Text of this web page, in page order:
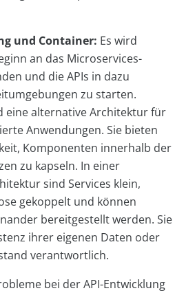
und Container: Es wird
an das Microservices-
und die APIs in dazu
zu starten.
eine alternative Architektur für
Anwendungen. Sie bieten
Komponenten innerhalb der
zu kapseln. In einer
sind Services klein,
gekoppelt und können
bereitgestellt werden. Sie
ihrer eigenen Daten oder
verantwortlich.
bei der API-Entwicklung